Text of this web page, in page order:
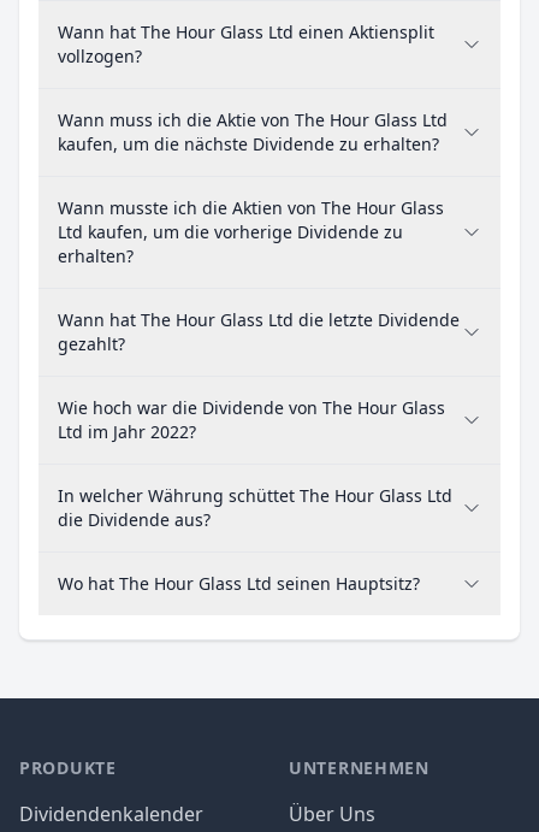
Wann hat The Hour Glass Ltd einen Aktiensplit
vollzogen?
Wann muss ich die Aktie von The Hour Glass Ltd
kaufen, um die nächste Dividende zu erhalten?
Wann musste ich die Aktien von The Hour Glass
Ltd kaufen, um die vorherige Dividende zu
erhalten?
Wann hat The Hour Glass Ltd die letzte Dividende
gezahlt?
Wie hoch war die Dividende von The Hour Glass
Ltd im Jahr 2022?
In welcher Währung schüttet The Hour Glass Ltd
die Dividende aus?
Wo hat The Hour Glass Ltd seinen Hauptsitz?
PRODUKTE
Dividendenkalender
UNTERNEHMEN
Über Uns